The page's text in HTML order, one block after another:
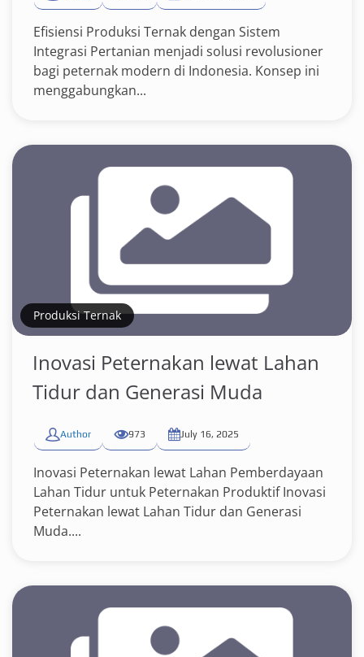
Efisiensi Produksi Ternak dengan Sistem
Integrasi Pertanian menjadi solusi revolusioner
bagi peternak modern di Indonesia. Konsep ini
menggabungkan...
Produksi Ternak
Inovasi Peternakan lewat Lahan
Tidur dan Generasi Muda
Author 973 July 16, 2025
Inovasi Peternakan lewat Lahan Pemberdayaan
Lahan Tidur untuk Peternakan Produktif Inovasi
Peternakan lewat Lahan Tidur dan Generasi
Muda....